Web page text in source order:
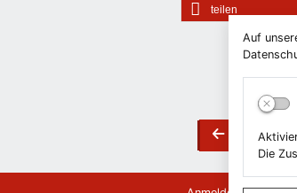
Auf
Die
teilen
back Zurück